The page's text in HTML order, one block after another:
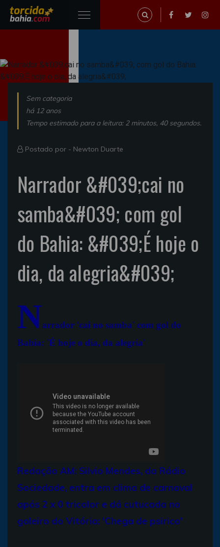
Sem categoria
há 12 anos
Tempo estimado para a leitura: 2 minutos, 40 segundos.
Postado por - Newton Duarte
Narrador &#039;cai no
samba&#039; com gol
do Bahia: &#039;É hoje o
dia, da alegria&#039;
Narrador 'cai no samba' com gol do
Bahia: 'É hoje o dia, da alegria'
Redação AM: Silvio Mendes, da Rádio
Sociedade, entra em clima de carnaval
após 2 x 0 tricolor e dá cutucada no
goleiro do Vitória: 'Chega de psirico'